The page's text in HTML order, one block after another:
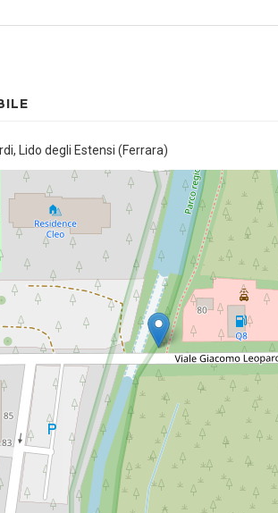
Lido degli Estensi (Ferrara)